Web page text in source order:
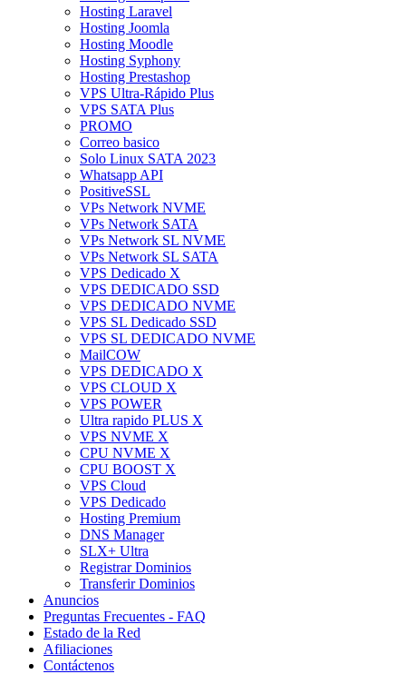
Hosting Laravel
Hosting Joomla
Hosting Moodle
Hosting Syphony
Hosting Prestashop
VPS Ultra-Rápido Plus
VPS SATA Plus
PROMO
Correo basico
Solo Linux SATA 2023
Whatsapp API
PositiveSSL
VPs Network NVME
VPs Network SATA
VPs Network SL NVME
VPs Network SL SATA
VPS Dedicado X
VPS DEDICADO SSD
VPS DEDICADO NVME
VPS SL Dedicado SSD
VPS SL DEDICADO NVME
MailCOW
VPS DEDICADO X
VPS CLOUD X
VPS POWER
Ultra rapido PLUS X
VPS NVME X
CPU NVME X
CPU BOOST X
VPS Cloud
VPS Dedicado
Hosting Premium
DNS Manager
SLX+ Ultra
Registrar Dominios
Transferir Dominios
Anuncios
Preguntas Frecuentes - FAQ
Estado de la Red
Afiliaciones
Contáctenos